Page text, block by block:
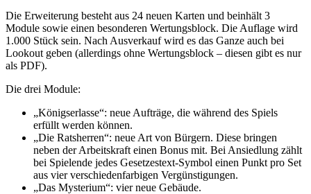
Die Erweiterung besteht aus 24 neuen Karten und beinhält 3
Module sowie einen besonderen Wertungsblock. Die Auflage wird
1.000 Stück sein. Nach Ausverkauf wird es das Ganze auch bei
Lookout geben (allerdings ohne Wertungsblock – diesen gibt es nur
als PDF).
Die drei Module:
„Königserlasse“: neue Aufträge, die während des Spiels
erfüllt werden können.
„Die Ratsherren“: neue Art von Bürgern. Diese bringen
neben der Arbeitskraft einen Bonus mit. Bei Ansiedlung zählt
bei Spielende jedes Gesetzestext-Symbol einen Punkt pro Set
aus vier verschiedenfarbigen Vergünstigungen.
„Das Mysterium“: vier neue Gebäude.